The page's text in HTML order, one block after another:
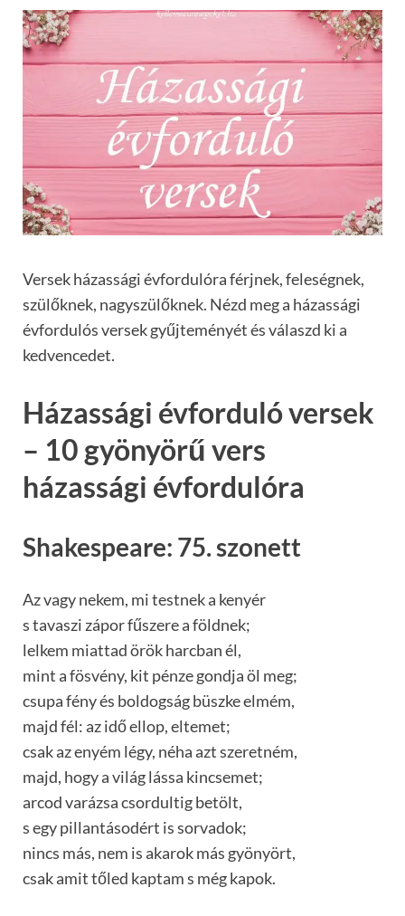
Versek házassági évfordulóra férjnek, feleségnek,
szülőknek, nagyszülőknek. Nézd meg a házassági
évfordulós versek gyűjteményét és válaszd ki a
kedvencedet.
Házassági évforduló versek
– 10 gyönyörű vers
házassági évfordulóra
Shakespeare: 75. szonett
Az vagy nekem, mi testnek a kenyér
s tavaszi zápor fűszere a földnek;
lelkem miattad örök harcban él,
mint a fösvény, kit pénze gondja öl meg;
csupa fény és boldogság büszke elmém,
majd fél: az idő ellop, eltemet;
csak az enyém légy, néha azt szeretném,
majd, hogy a világ lássa kincsemet;
arcod varázsa csordultig betölt,
s egy pillantásodért is sorvadok;
nincs más, nem is akarok más gyönyört,
csak amit tőled kaptam s még kapok.